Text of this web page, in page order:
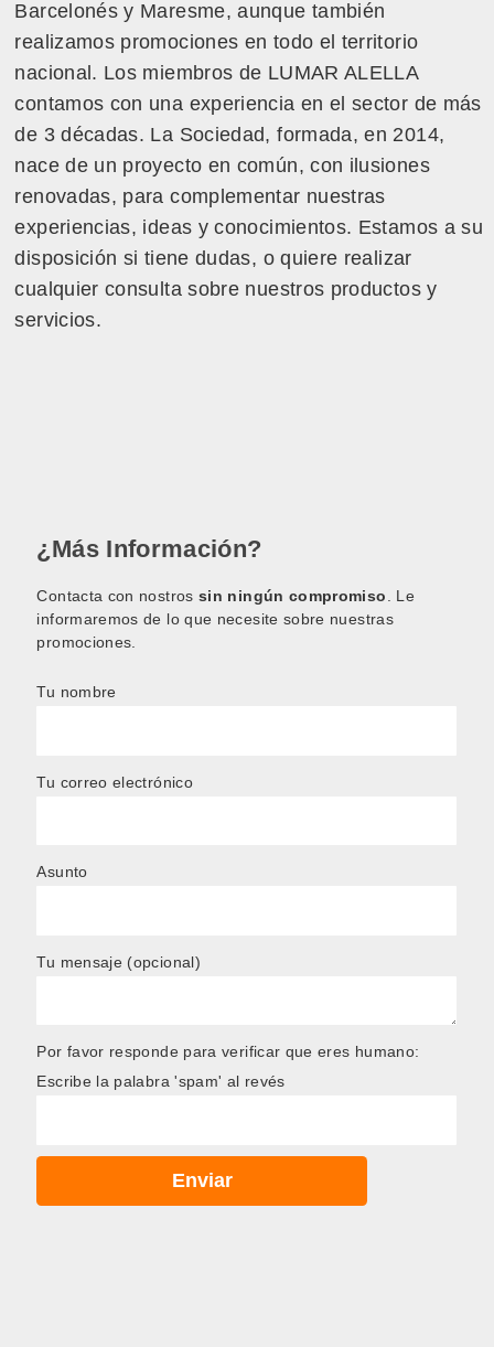
Barcelonés y Maresme, aunque también
realizamos promociones en todo el territorio
nacional. Los miembros de LUMAR ALELLA
contamos con una experiencia en el sector de más
de 3 décadas. La Sociedad, formada, en 2014,
nace de un proyecto en común, con ilusiones
renovadas, para complementar nuestras
experiencias, ideas y conocimientos. Estamos a su
disposición si tiene dudas, o quiere realizar
cualquier consulta sobre nuestros productos y
servicios.
¿Más Información?
Contacta con nostros sin ningún compromiso . Le
informaremos de lo que necesite sobre nuestras
promociones.
Tu nombre
Tu correo electrónico
Asunto
Tu mensaje (opcional)
Por favor responde para verificar que eres humano:
Escribe la palabra 'spam' al revés